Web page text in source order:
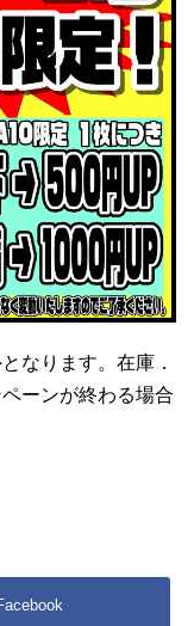
なります。在庫．
ーンが終わる場合